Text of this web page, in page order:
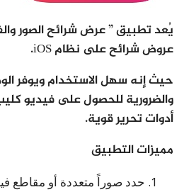
يُعد تطبيق ” عرض شرائح الصور
عروض شرائح على نظام iOS.
حيث إنه سهل الاستخدام ويوفر
والضرورية للحصول على فيديو
أدوات تحرير قوية.
مميزات التطبيق
حدد صوراً متعددة أو مقاطع